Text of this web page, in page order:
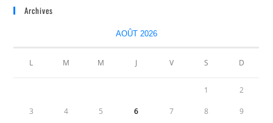
Archives
AOÛT 2026
L M M J V S D
1 2
3 4 5 6 7 8 9